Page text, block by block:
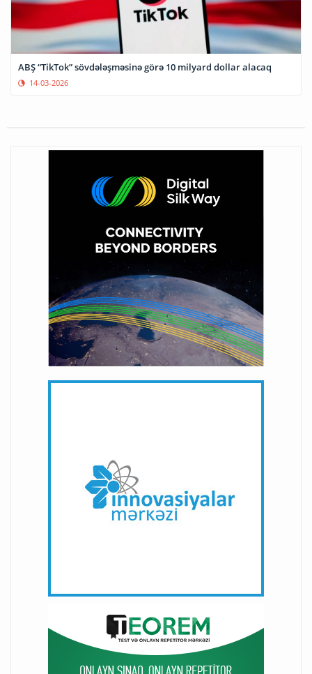
ABŞ “TikTok” sövdələşməsinə görə 10 milyard dollar alacaq
14-03-2026